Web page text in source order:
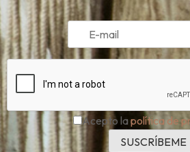
Acepto lapolítica de